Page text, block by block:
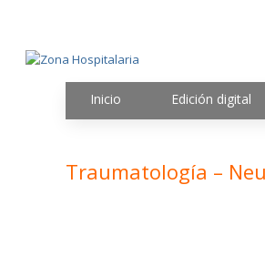
Inicio Edición digital
Traumatología –